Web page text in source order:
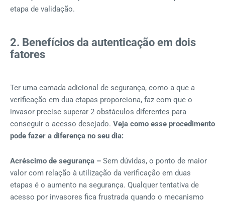
etapa de validação.
2. Benefícios da autenticação em dois
fatores
Ter uma camada adicional de segurança, como a que a
verificação em dua etapas proporciona, faz com que o
invasor precise superar 2 obstáculos diferentes para
conseguir o acesso desejado. Veja como esse procedimento
pode fazer a diferença no seu dia:
Acréscimo de segurança – Sem dúvidas, o ponto de maior
valor com relação à utilização da verificação em duas
etapas é o aumento na segurança. Qualquer tentativa de
acesso por invasores fica frustrada quando o mecanismo